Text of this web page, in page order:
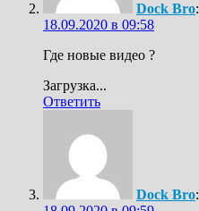
Dock Bro:
18.09.2020 в 09:58
Где новые видео ?
Загрузка...
Ответить
Dock Bro: